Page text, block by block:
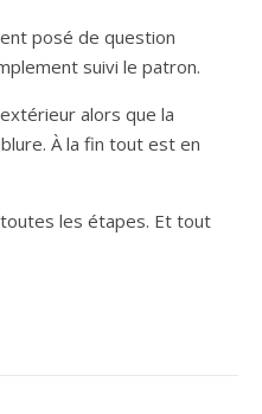
posé de question
suivi le patron.
alors que la
À la fin tout est en
les étapes. Et tout